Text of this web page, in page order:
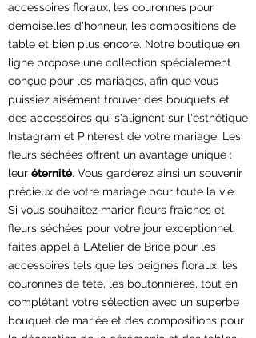
accessoires floraux, les couronnes pour
demoiselles d'honneur, les compositions de
table et bien plus encore. Notre boutique en
ligne propose une collection spécialement
conçue pour les mariages, afin que vous
puissiez aisément trouver des bouquets et
des accessoires qui s'alignent sur l'esthétique
Instagram et Pinterest de votre mariage. Les
fleurs séchées offrent un avantage unique :
leur éternité. Vous garderez ainsi un souvenir
précieux de votre mariage pour toute la vie.
Si vous souhaitez marier fleurs fraîches et
fleurs séchées pour votre jour exceptionnel,
faites appel à L'Atelier de Brice pour les
accessoires tels que les peignes floraux, les
couronnes de tête, les boutonnières, tout en
complétant votre sélection avec un superbe
bouquet de mariée et des compositions pour